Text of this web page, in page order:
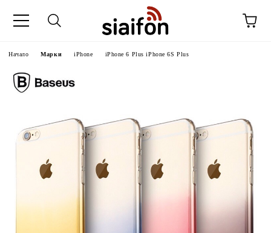
Начало Марки iPhone iPhone 6 Plus iPhone 6S Plus